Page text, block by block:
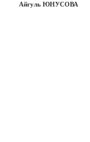
Айгуль ЮНУСОВА